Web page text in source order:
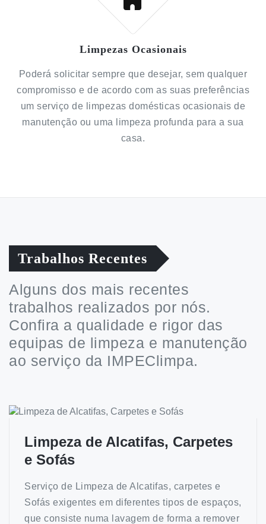
Limpezas Ocasionais
Poderá solicitar sempre que desejar, sem qualquer
compromisso e de acordo com as suas preferências
um serviço de limpezas domésticas ocasionais de
manutenção ou uma limpeza profunda para a sua
casa.
Trabalhos Recentes
Alguns dos mais recentes
trabalhos realizados por nós.
Confira a qualidade e rigor das
equipas de limpeza e manutenção
ao serviço da IMPEClimpa.
Limpeza de Alcatifas, Carpetes
e Sofás
Serviço de Limpeza de Alcatifas, carpetes e
Sofás exigentes em diferentes tipos de espaços,
que consiste numa lavagem de forma a remover